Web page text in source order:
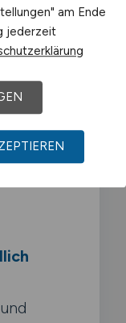
die
eng mit
und
am Ende
jederzeit